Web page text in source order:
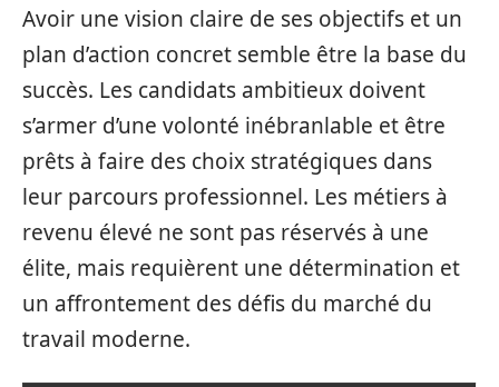
Avoir une vision claire de ses objectifs et un
plan d’action concret semble être la base du
succès. Les candidats ambitieux doivent
s’armer d’une volonté inébranlable et être
prêts à faire des choix stratégiques dans
leur parcours professionnel. Les métiers à
revenu élevé ne sont pas réservés à une
élite, mais requièrent une détermination et
un affrontement des défis du marché du
travail moderne.